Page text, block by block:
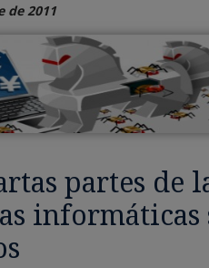
de 2011
partes de
informáticas